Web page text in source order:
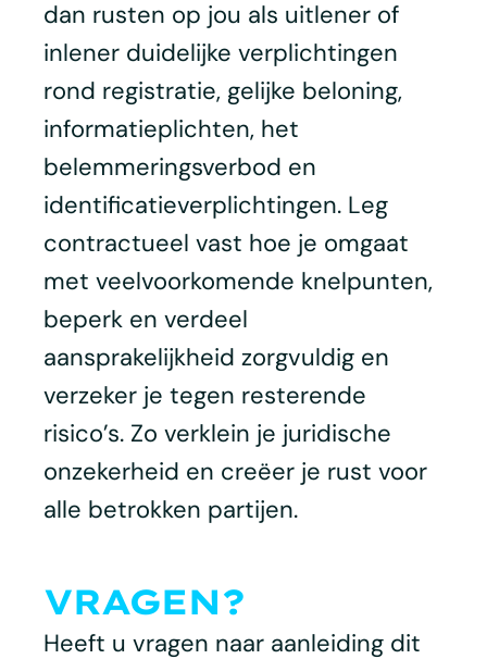
dan rusten op jou als uitlener of
inlener duidelijke verplichtingen
rond registratie, gelijke beloning,
informatieplichten, het
belemmeringsverbod en
identificatieverplichtingen. Leg
contractueel vast hoe je omgaat
met veelvoorkomende knelpunten,
beperk en verdeel
aansprakelijkheid zorgvuldig en
verzeker je tegen resterende
risico’s. Zo verklein je juridische
onzekerheid en creëer je rust voor
alle betrokken partijen.
VRAGEN?
Heeft u vragen naar aanleiding dit